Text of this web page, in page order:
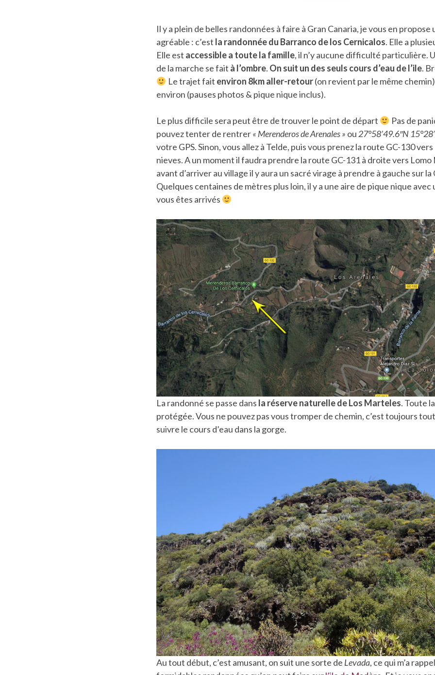
Il y a plein de belles randonnées à faire à Gran Canaria, je vous en propose
agréable : c’est la randonnée du Barranco de los Cernicalos. Elle a
Elle est accessible a toute la famille, il n’y aucune difficulté particulière.
de la marche se fait à l’ombre. On suit un des seuls cours d’eau de l’ile.
Le trajet fait environ 8km aller-retour(on revient par le même
environ (pauses photos & pique nique inclus).
Le plus difficile sera peut être de trouver le point de départ
Pas de
pouvez tenter de rentrer« Merenderos de Arenales » ou 27°58’49.6″N
votre GPS. Sinon, vous allez à Telde, puis vous prenez la route GC-130 vers
nieves. A un moment il faudra prendre la route GC-131 à droite vers
avant d’arriver au village il y aura un sacré virage à prendre à gauche sur la
Quelques centaines de mètres plus loin, il y a une aire de pique nique
vous êtes arrivés
La randonné se passe dans la réserve naturelle de Los Marteles. Toute
protégée. Vous ne pouvez pas vous tromper de chemin, c’est toujours
suivre le cours d’eau dans la gorge.
Au tout début, c’est amusant, on suit une sorte de Levada, ce qui m’a